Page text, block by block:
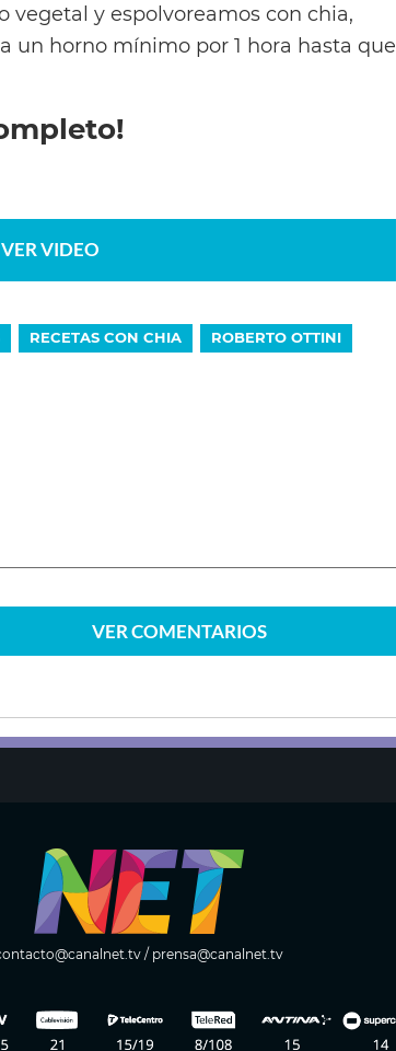
vegetal y espolvoreamos con chia,
un horno mínimo por 1 hora hasta que
VER VIDEO
RECETAS CON CHIA
ROBERTO OTTINI
VERCOMENTARIOS
/ prensa@canalnet.tv